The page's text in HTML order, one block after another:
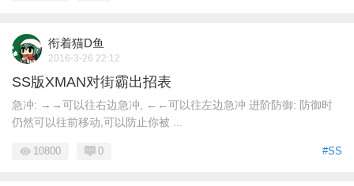
衔着猫D鱼
2016-3-26 22:12
SS版XMAN对街霸出招表
急冲: →→可以往右边急冲, ←←可以往左边急冲 进阶防御: 防御时
仍然可以往前移动,可以防止你被 ...
#SS
10800 0